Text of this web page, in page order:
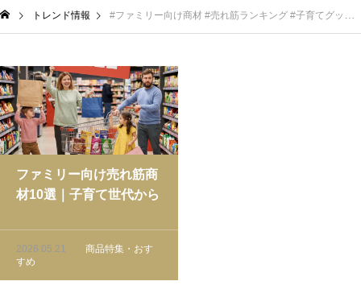
トレンド情報 #ファミリー向け商材 #売れ筋ランキング #子育てグッズ #スマート家電 #知育玩具 #ロボット掃除機 #まとめ買い #EC戦略 #ファミリーマーケティング #三世代同居
ファミリー向け売れ筋商
材10選｜子育て世代から
理由と戦略を徹底解説
2026.05.21
商品特集・おす
すめ